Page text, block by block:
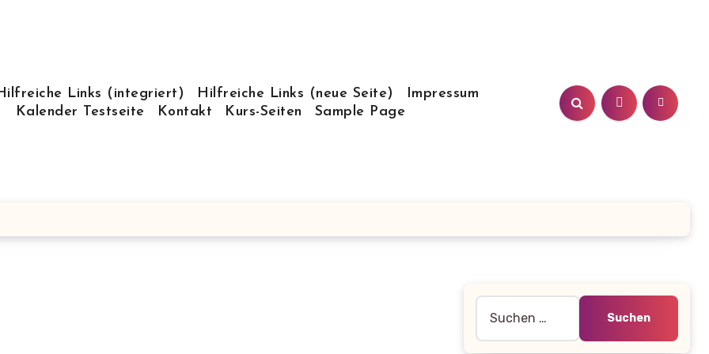
Links (integriert) Hilfreiche Links (neue Seite)
Impressum
Kalender Testseite
Kontakt Kurs-Seiten Sample Page
nach: